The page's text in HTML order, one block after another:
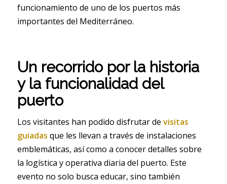
funcionamiento de uno de los puertos más
importantes del Mediterráneo.
Un recorrido por la historia
y la funcionalidad del
puerto
Los visitantes han podido disfrutar de visitas
guiadas que les llevan a través de instalaciones
emblemáticas, así como a conocer detalles sobre
la logística y operativa diaria del puerto. Este
evento no solo busca educar, sino también